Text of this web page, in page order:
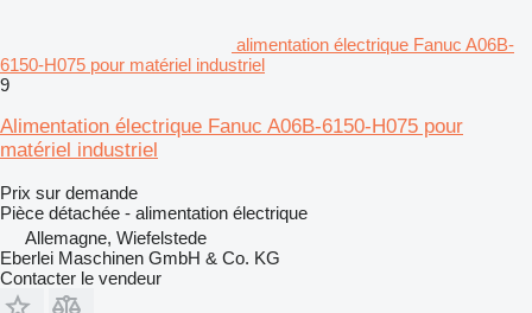
alimentation électrique Fanuc A06B-
6150-H075 pour matériel industriel
9
Alimentation électrique Fanuc A06B-6150-H075 pour
matériel industriel
Prix sur demande
Pièce détachée - alimentation électrique
Allemagne, Wiefelstede
Eberlei Maschinen GmbH & Co. KG
Contacter le vendeur